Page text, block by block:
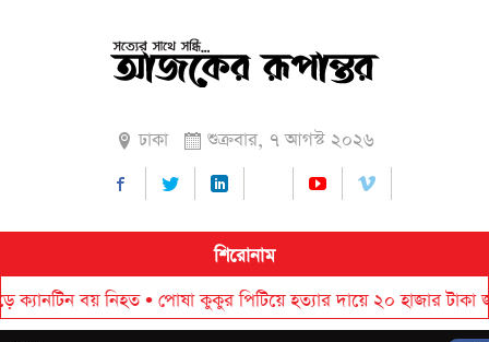
ঢাকা শুক্রবার, ৭ আগস্ট ২০২৬
শিরোনাম
নিহত•পোষা কুকুর পিটিয়ে হত্যার দায়ে ২০ হাজার টাকা জরিমানা•